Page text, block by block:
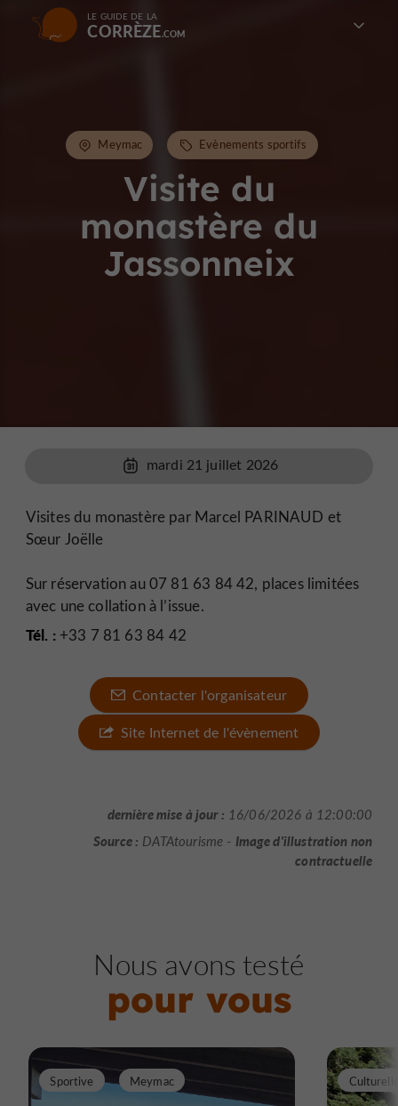
LE GUIDE DE LA
CORRÈZE
Visite du
monastère du
Jassonneix
Meymac Evènements sportifs
mardi 21 juillet 2026
Visites du monastère par Marcel PARINAUD et
Sœur Joëlle
Sur réservation au 07 81 63 84 42, places limitées
avec une collation à l’issue.
Tél. :+33 7 81 63 84 42
Contacter l'organisateur
Site Internet de l'évènement
dernière mise à jour : 16/06/2026 à 12:00:00
Source : DATAtourisme - Image d'illustration non
contractuelle
Nous avons testé
pour vous
Sportive Meymac